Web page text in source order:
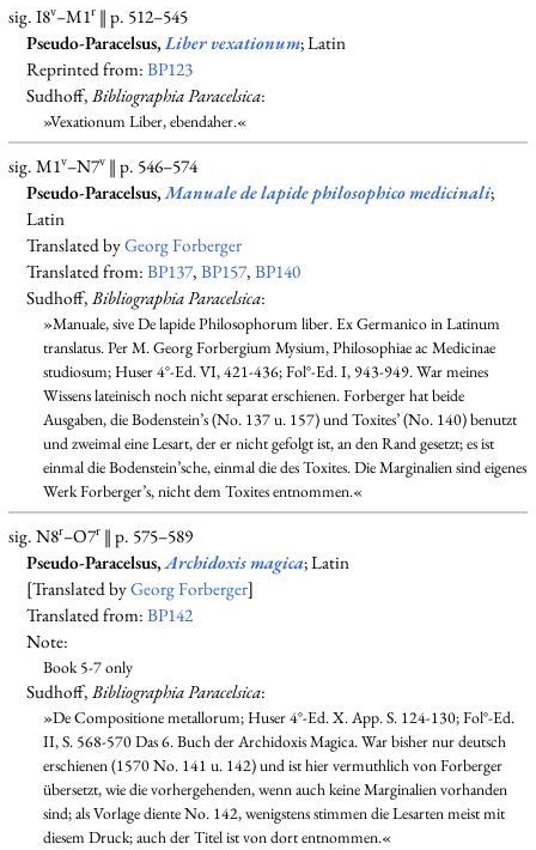
sig. I8v–M1r‖ p. 512–545
Pseudo-Paracelsus,Liber vexationum; Latin
Reprinted from:BP123
Sudhoff,Bibliographia Paracelsica:
»Vexationum Liber, ebendaher.«
sig. M1v–N7v‖ p. 546–574
Pseudo-Paracelsus,Manuale de lapide philosophico medicinali;
Latin
Translated byGeorg Forberger
Translated from:BP137,BP157,BP140
Sudhoff,Bibliographia Paracelsica:
»Manuale, sive De lapide Philosophorum liber. Ex Germanico in Latinum
translatus. Per M. Georg Forbergium Mysium, Philosophiae ac Medicinae
studiosum; Huser 4°-Ed. VI, 421-436; Fol°-Ed. I, 943-949. War meines
Wissens lateinisch noch nicht separat erschienen. Forberger hat beide
Ausgaben, die Bodenstein’s (No. 137 u. 157) und Toxites’ (No. 140) benutzt
und zweimal eine Lesart, der er nicht gefolgt ist, an den Rand gesetzt; es ist
einmal die Bodenstein’sche, einmal die des Toxites. Die Marginalien sind eigenes
Werk Forberger’s, nicht dem Toxites entnommen.«
sig. N8r–O7r‖ p. 575–589
Pseudo-Paracelsus,Archidoxis magica; Latin
[Translated byGeorg Forberger]
Translated from:BP142
Note:
Book 5-7 only
Sudhoff,Bibliographia Paracelsica:
»De Compositione metallorum; Huser 4°-Ed. X. App. S. 124-130; Fol°-Ed.
II, S. 568-570 Das 6. Buch der Archidoxis Magica. War bisher nur deutsch
erschienen (1570 No. 141 u. 142) und ist hier vermuthlich von Forberger
übersetzt, wie die vorhergehenden, wenn auch keine Marginalien vorhanden
sind; als Vorlage diente No. 142, wenigstens stimmen die Lesarten meist mit
diesem Druck; auch der Titel ist von dort entnommen.«